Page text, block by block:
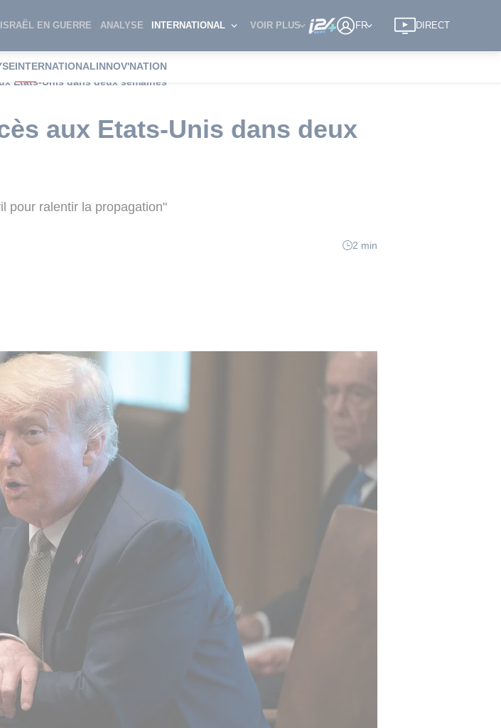
ISRAËL EN GUERRE ANALYSE INTERNATIONAL VOIR PLUS FR DIRECT
INTERNATIONALINNOV'NATION
Etats-Unis dans deux semaines
aux Etats-Unis dans deux
pour ralentir la propagation"
2 min